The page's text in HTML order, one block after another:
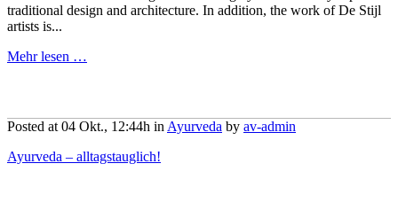
traditional design and architecture. In addition, the work of De Stijl
artists is...
Mehr lesen …
Posted at 04 Okt., 12:44h inAyurveda by av-admin
Ayurveda – alltagstauglich!